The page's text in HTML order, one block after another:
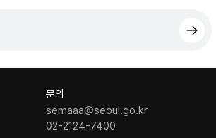
문의
semaaa@seoul.go.kr
02-2124-7400